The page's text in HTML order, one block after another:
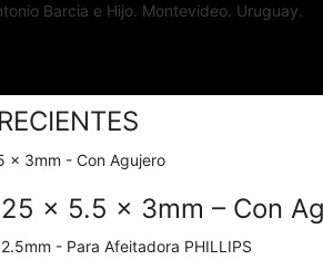
x 5.5 x 3mm – Con